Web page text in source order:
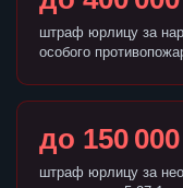
штраф юрлицу за
особого
до 150
штраф юрлицу за